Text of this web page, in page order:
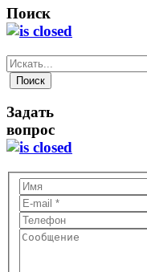
Поиск
Задать
вопрос